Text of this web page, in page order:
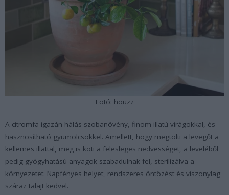
Fotó: houzz
A citromfa igazán hálás szobanövény, finom illatú virágokkal, és
hasznosítható gyümölcsökkel. Amellett, hogy megtölti a levegőt a
kellemes illattal, meg is köti a felesleges nedvességet, a leveléből
pedig gyógyhatású anyagok szabadulnak fel, sterilizálva a
környezetet. Napfényes helyet, rendszeres öntözést és viszonylag
száraz talajt kedvel.